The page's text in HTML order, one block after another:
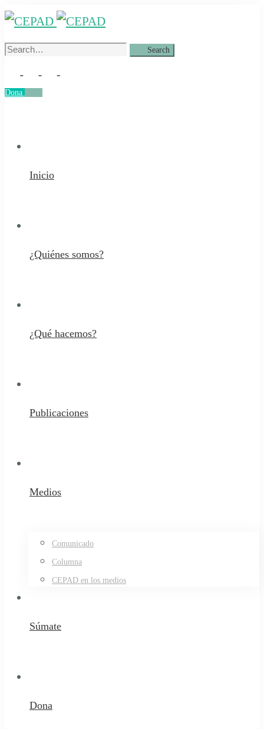
Search
Search
Dona
Inicio
¿Quiénes somos?
¿Qué hacemos?
Publicaciones
Medios
Comunicado
Columna
CEPAD en los medios
Súmate
Dona